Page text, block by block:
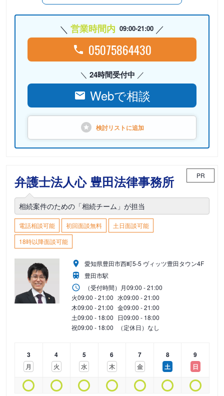
営業時間内 09:00-21:00
05075864430
24時間受付中
Webで相談
検討リストに追加
弁護士法人心 豊田法律事務所 PR
相続案件のための「相続チーム」が担当
電話相談可能 初回面談無料
土日面談可能
18時以降面談可能
愛知県豊田市西町5-5 ヴィッツ豊田タウン4F
豊田市駅
（受付時間） 月09:00 - 21:00
火09:00 - 21:00 水09:00 - 21:00
木09:00 - 21:00 金09:00 - 21:00
土09:00 - 18:00 日09:00 - 18:00
祝09:00 - 18:00 （定休日）なし
3
月
4
火
5
水
6
木
7
金
8
土
9
日